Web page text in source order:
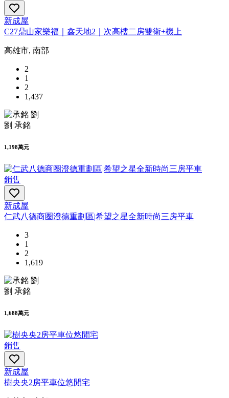
新成屋
C27鼎山家樂福｜鑫天地2｜次高樓二房雙衛+機上
高雄市, 南部
2
1
2
1,437
劉 承銘
1,198萬元
銷售
新成屋
仁武八德商圈澄德重劃區|希望之星全新時尚三房平車
3
1
2
1,619
劉 承銘
1,688萬元
銷售
新成屋
樹央央2房平車位悠閒宅